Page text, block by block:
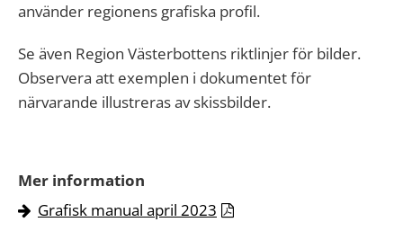
använder regionens grafiska profil.
Se även Region Västerbottens riktlinjer för bilder.
Observera att exemplen i dokumentet för
närvarande illustreras av skissbilder.
Mer information
Grafisk manual april 2023